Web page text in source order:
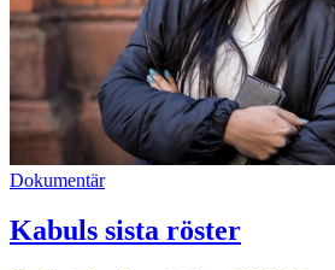
Dokumentär
Kabuls sista röster